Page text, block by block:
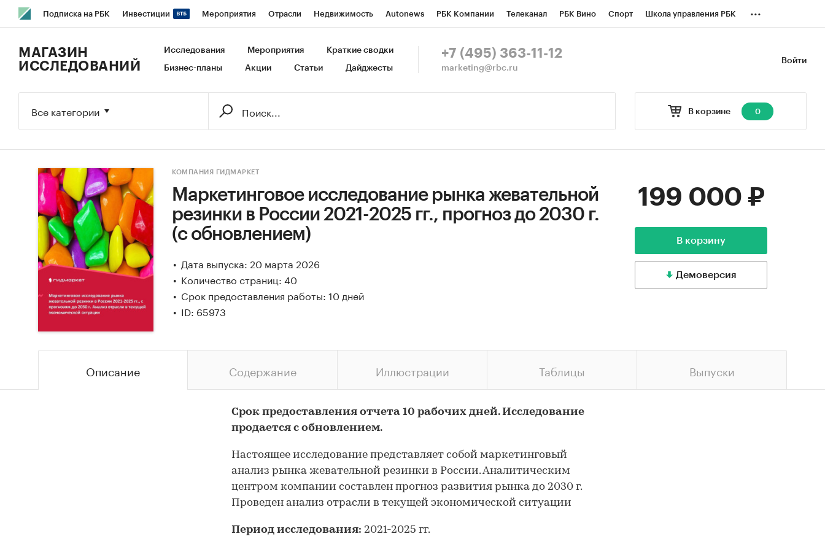
Подписка на РБК Инвестиции Мероприятия Отрасли Недвижимость Autonews РБК Компании Телеканал РБК Вино Спорт Школа управления РБК
Исследования Кредитные рейтинги Франшизы Газета Спецпроекты СПб Конференции СПб Спецпроекты
...
Войти
МАГАЗИН
ИССЛЕДОВАНИЙ
Исследования Мероприятия Краткие сводки
Бизнес-планы Акции Статьи Дайджесты
+7 (495) 363-11-12
marketing@rbc.ru
В корзине 0
Все категории
КОМПАНИЯ ГИДМАРКЕТ
Маркетинговое исследование рынка жевательной
резинки в России 2021-2025 гг., прогноз до 2030 г.
(с обновлением)
Дата выпуска: 20 марта 2026
Количество страниц: 40
Срок предоставления работы: 10 дней
ID: 65973
199 000 ₽
В корзину
Демоверсия
Описание Содержание Иллюстрации Таблицы Выпуски
Срок предоставления отчета 10 рабочих дней. Исследование
продается с обновлением.
Настоящее исследование представляет собой маркетинговый
анализ рынка жевательной резинки в России. Аналитическим
центром компании составлен прогноз развития рынка до 2030 г.
Проведен анализ отрасли в текущей экономической ситуации
Период исследования: 2021-2025 гг.